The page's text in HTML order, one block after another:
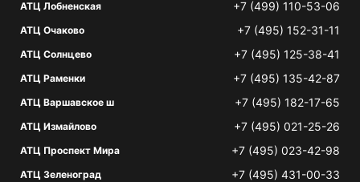
АТЦ Лобненская +7 (499) 110-53-06
АТЦ Очаково +7 (495) 152-31-11
АТЦ Солнцево +7 (495) 125-38-41
АТЦ Раменки +7 (495) 135-42-87
АТЦ Варшавское ш +7 (495) 182-17-65
АТЦ Измайлово +7 (495) 021-25-26
АТЦ Проспект Мира +7 (495) 023-42-98
АТЦ Зеленоград +7 (495) 431-00-33